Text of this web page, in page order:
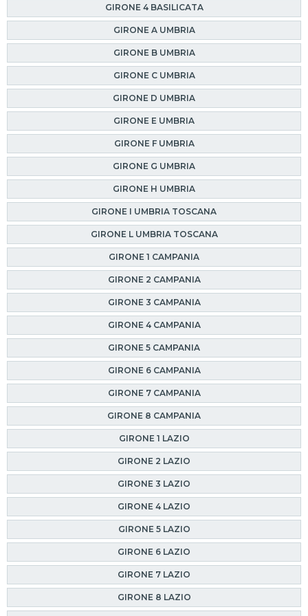
GIRONE 4 BASILICATA
GIRONE A UMBRIA
GIRONE B UMBRIA
GIRONE C UMBRIA
GIRONE D UMBRIA
GIRONE E UMBRIA
GIRONE F UMBRIA
GIRONE G UMBRIA
GIRONE H UMBRIA
GIRONE I UMBRIA TOSCANA
GIRONE L UMBRIA TOSCANA
GIRONE 1 CAMPANIA
GIRONE 2 CAMPANIA
GIRONE 3 CAMPANIA
GIRONE 4 CAMPANIA
GIRONE 5 CAMPANIA
GIRONE 6 CAMPANIA
GIRONE 7 CAMPANIA
GIRONE 8 CAMPANIA
GIRONE 1 LAZIO
GIRONE 2 LAZIO
GIRONE 3 LAZIO
GIRONE 4 LAZIO
GIRONE 5 LAZIO
GIRONE 6 LAZIO
GIRONE 7 LAZIO
GIRONE 8 LAZIO